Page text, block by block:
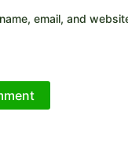
email, and